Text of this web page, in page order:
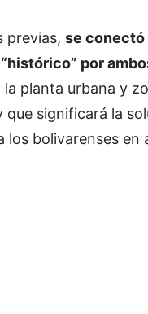
previas, se conectó
por
planta urbana y
significará la
bolivarenses en